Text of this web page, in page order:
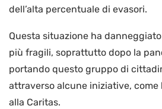
dell’alta percentuale di evasori.
Questa situazione ha
più fragili, soprattutto dopo la
portando questo gruppo di
attraverso alcune iniziative, come
alla Caritas.